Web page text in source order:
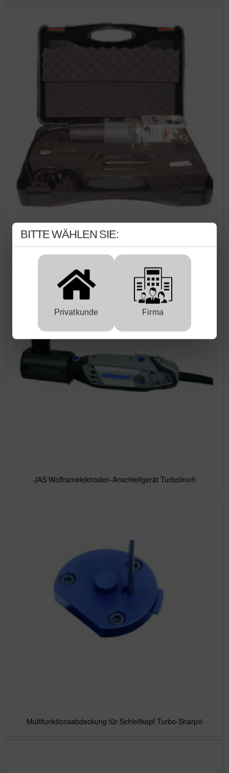
Wolframelektroden-Anschleifgerät Neutrix® WAG 40,
komplett im Koffer
JAS Wolframelektroden-Anschleifgerät Turbolino®
Multifunktionsabdeckung für Schleifkopf Turbo-Sharp®
BITTE WÄHLEN SIE:
Privatkunde Firma